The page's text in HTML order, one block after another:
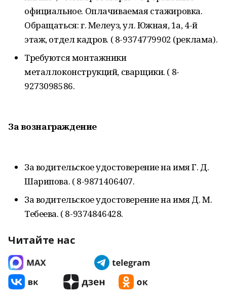
официальное. Оплачиваемая стажировка.
Обращаться: г. Мелеуз, ул. Южная, 1а, 4-й
этаж, отдел кадров. ( 8-9374779902 (реклама).
Требуются монтажники
металлоконструкций, сварщики. ( 8-
9273098586.
За вознаграждение
За водительское удостоверение на имя Г. Д.
Шарипова. ( 8-9871406407.
За водительское удостоверение на имя Д. М.
Тебеева. ( 8-9374846428.
Читайте нас